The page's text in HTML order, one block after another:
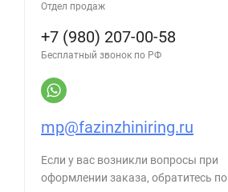
Отдел продаж
+7 (980) 207-00-58
Бесплатный звонок по РФ
mp@fazinzhiniring.ru
Если у вас возникли вопросы при
оформлении заказа, обратитесь по